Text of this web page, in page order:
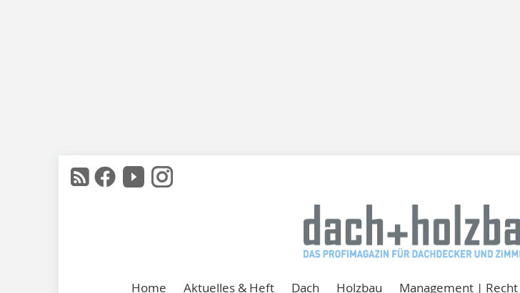
Home Aktuelles & Heft Dach Holzbau Management | Recht